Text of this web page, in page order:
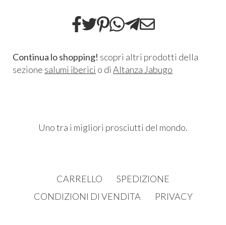
Continua lo shopping! scopri altri prodotti della
sezione salumi iberici o di Altanza Jabugo
Uno tra i migliori prosciutti del mondo.
CARRELLO
SPEDIZIONE
CONDIZIONI DI VENDITA
PRIVACY